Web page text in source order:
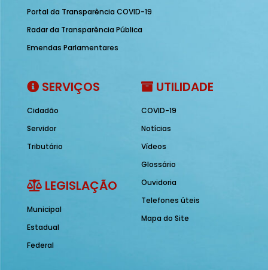
Portal da Transparência COVID-19
Radar da Transparência Pública
Emendas Parlamentares
SERVIÇOS
Cidadão
Servidor
Tributário
LEGISLAÇÃO
Municipal
Estadual
Federal
UTILIDADE
COVID-19
Notícias
Vídeos
Glossário
Ouvidoria
Telefones úteis
Mapa do Site